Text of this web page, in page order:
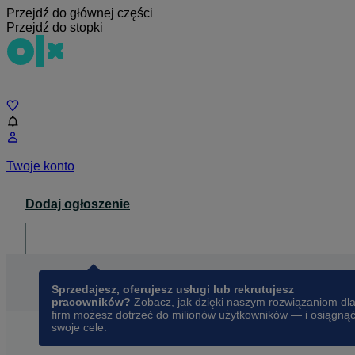
Przejdź do głównej części
Przejdź do stopki
Twoje konto
Dodaj ogłoszenie
Sprzedajesz, oferujesz usługi lub rekrutujesz
pracowników? Zobacz, jak dzięki naszym rozwiązaniom dla
firm możesz dotrzeć do milionów użytkowników — i osiągnąć
swoje cele.